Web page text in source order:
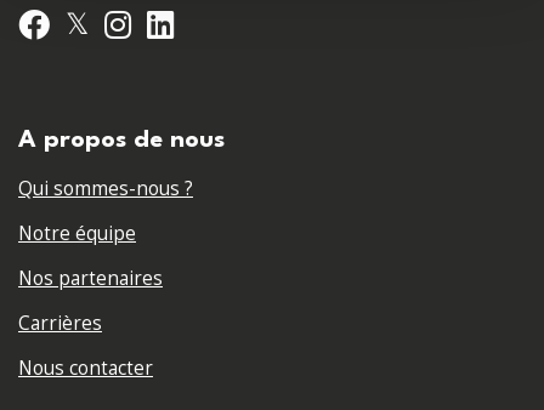
Facebook
𝕏 Instagram
A propos de nous
Qui sommes-nous ?
Notre équipe
Nos partenaires
Carrières
Nous contacter